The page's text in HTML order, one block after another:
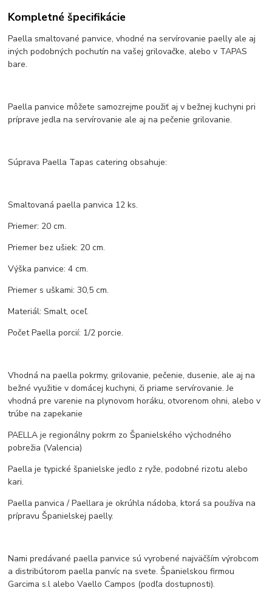
Kompletné špecifikácie
Paella smaltované panvice, vhodné na servírovanie paelly ale aj
iných podobných pochutín na vašej grilovačke, alebo v TAPAS
bare.
Paella panvice môžete samozrejme použiť aj v bežnej kuchyni pri
príprave jedla na servírovanie ale aj na pečenie grilovanie.
Súprava Paella Tapas catering obsahuje:
Smaltovaná paella panvica 12 ks.
Priemer: 20 cm.
Priemer bez ušiek: 20 cm.
Výška panvice: 4 cm.
Priemer s uškami: 30,5 cm.
Materiál: Smalt, oceľ.
Počet Paella porcií: 1/2 porcie.
Vhodná na paella pokrmy, grilovanie, pečenie, dusenie, ale aj na
bežné využitie v domácej kuchyni, či priame servírovanie. Je
vhodná pre varenie na plynovom horáku, otvorenom ohni, alebo v
trúbe na zapekanie
PAELLA je regionálny pokrm zo Španielského východného
pobrežia (Valencia)
Paella je typické španielske jedlo z ryže, podobné rizotu alebo
kari.
Paella panvica / Paellara je okrúhla nádoba, ktorá sa používa na
prípravu Španielskej paelly.
Nami predávané paella panvice sú vyrobené najväčším výrobcom
a distribútorom paella panvíc na svete. Španielskou firmou
Garcima s.l alebo Vaello Campos (podľa dostupnosti).